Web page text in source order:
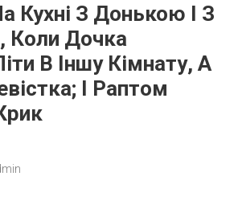
Кухні З Донькою І З
Коли Дочка
В Іншу Кімнату, А
І Раптом